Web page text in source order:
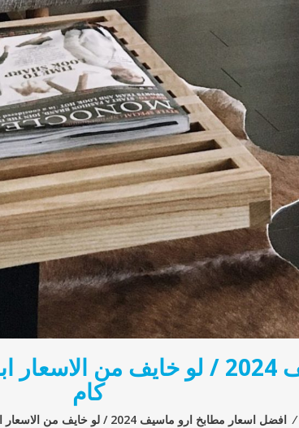
افضل اسعار مطابخ ارو ماسيف 2024
كام
⁄ افضل اسعار مطابخ ارو ماسيف 2024 / لو خايف من الاسعار ابعتلنا رسالة بمقاس المطبخ و هنقولك سعره كام